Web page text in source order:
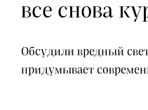
все снова
Обсудили вредный
придумывает